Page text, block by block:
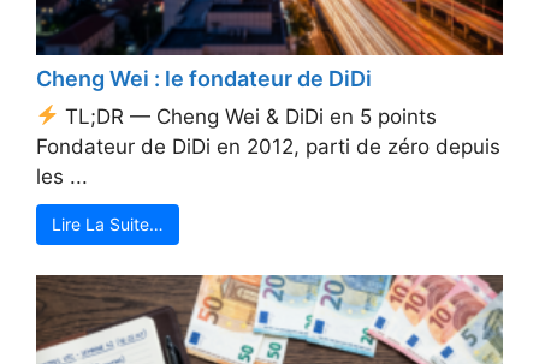
Cheng Wei : le fondateur de DiDi
TL;DR — Cheng Wei & DiDi en 5 points
Fondateur de DiDi en 2012, parti de zéro depuis
les ...
Lire La Suite…